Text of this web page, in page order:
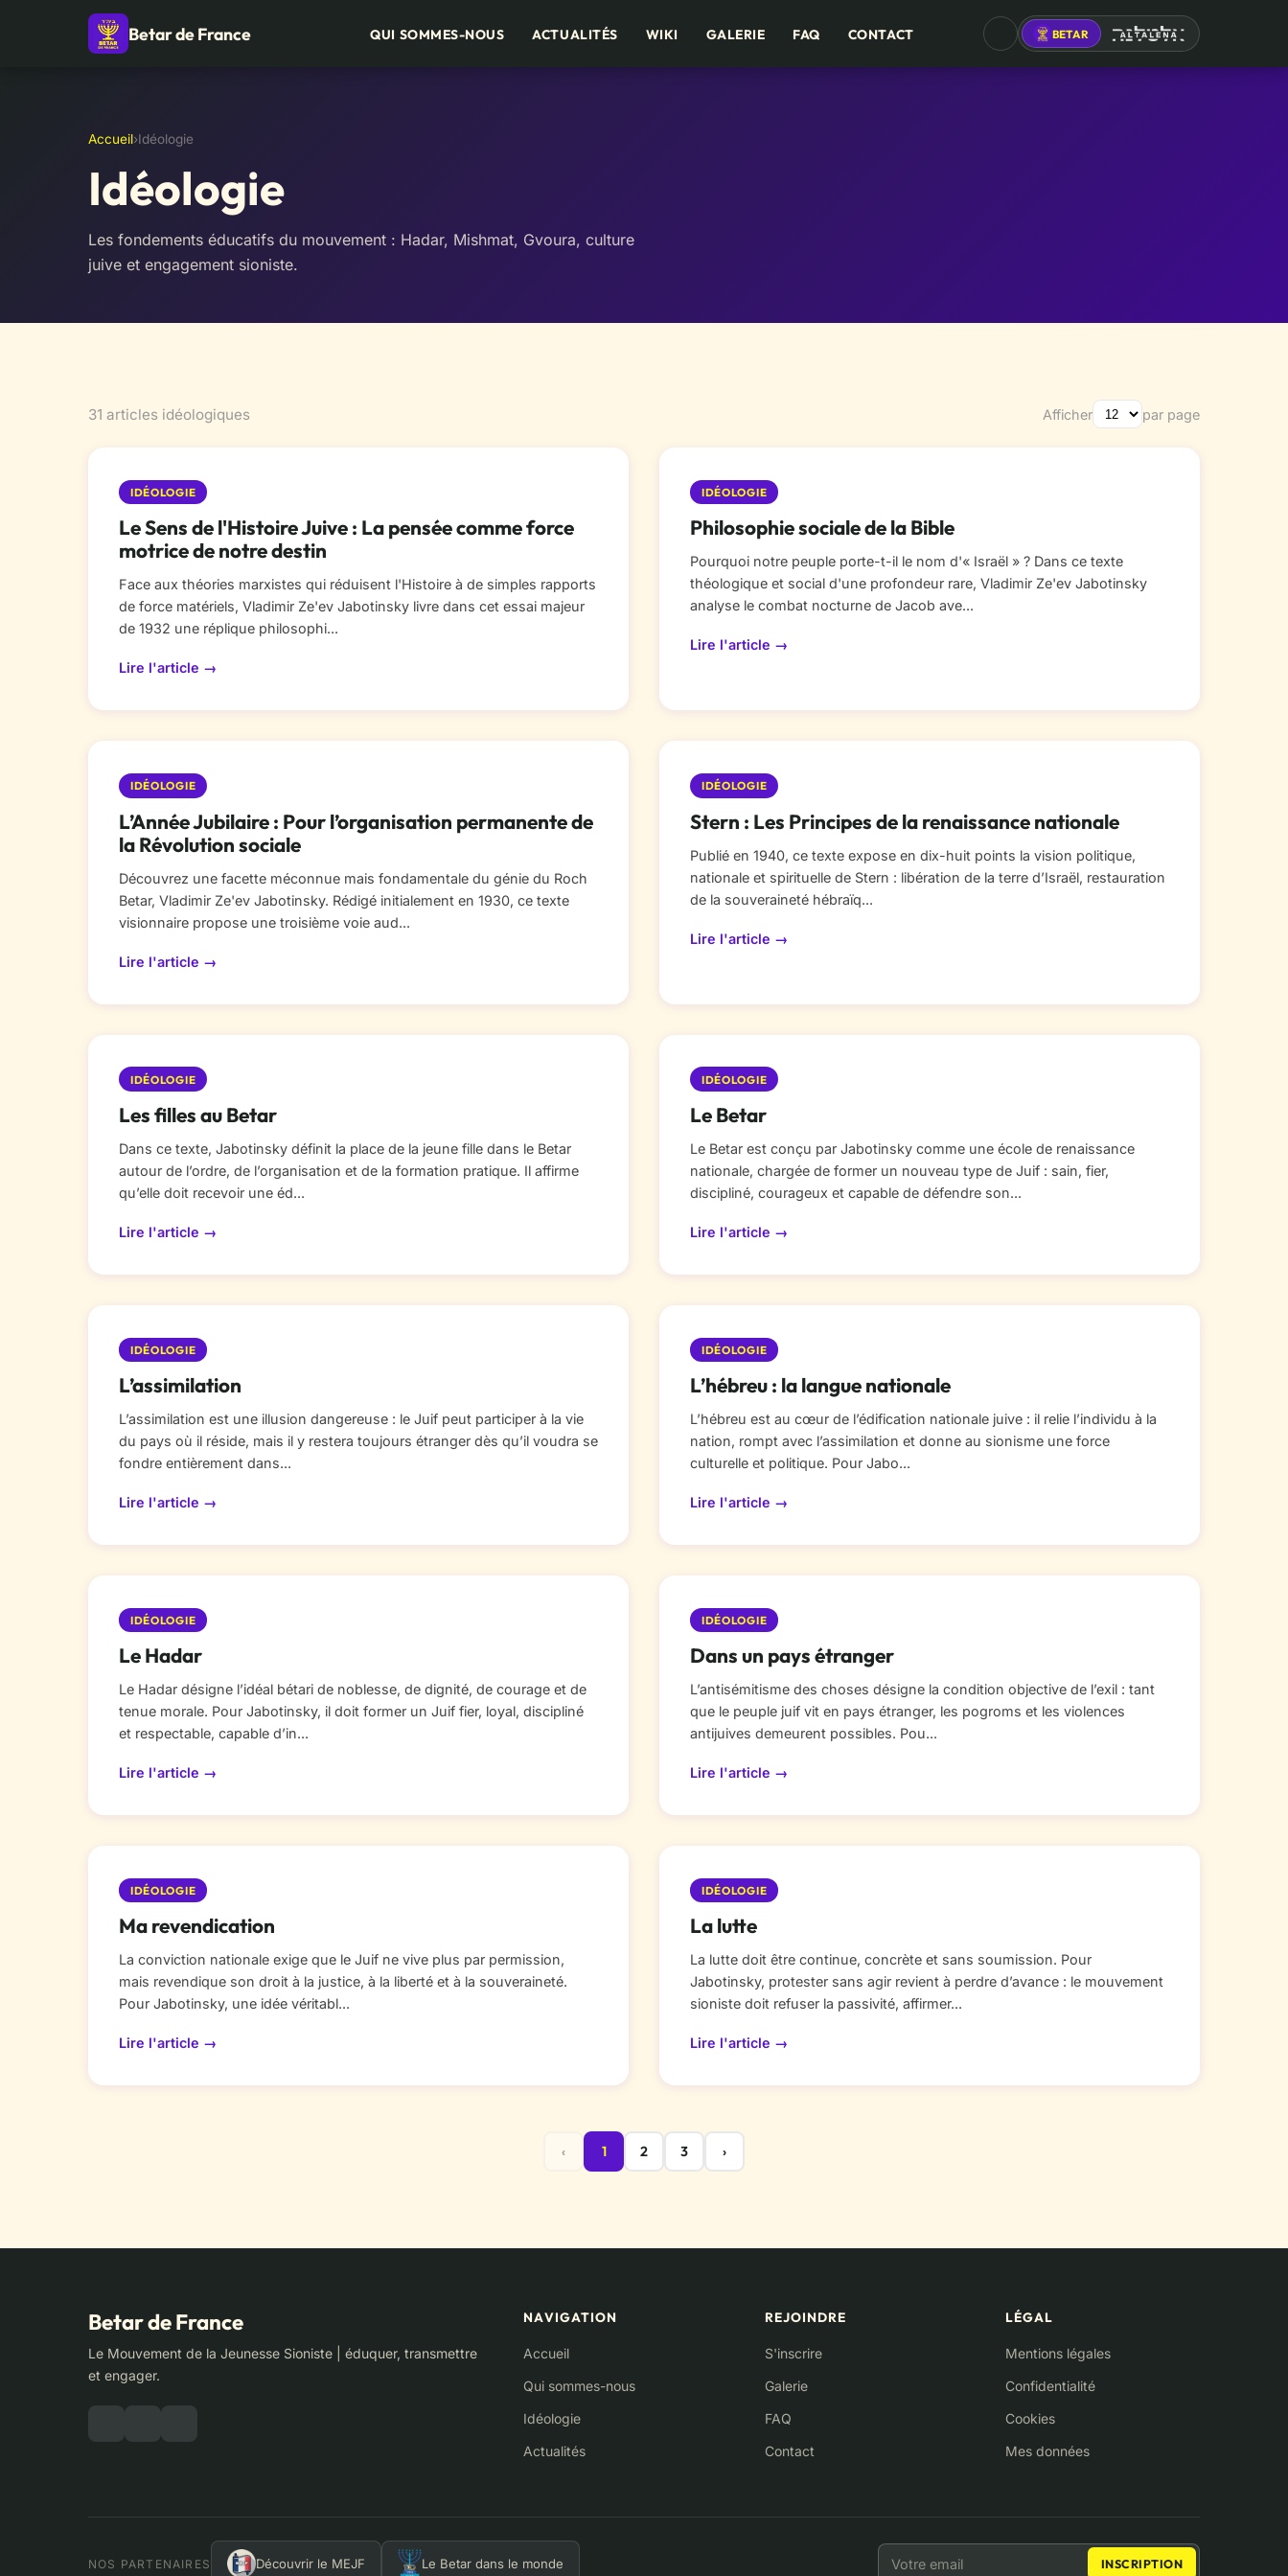
Betar de France QUI SOMMES-NOUS ACTUALITÉS WIKI GALERIE FAQ CONTACT BETAR
ALTALENA
Accueil›Idéologie
Idéologie
Les fondements éducatifs du mouvement : Hadar, Mishmat, Gvoura, culture
juive et engagement sioniste.
31 articles idéologiques Afficher par page
IDÉOLOGIE
Le Sens de l'Histoire Juive : La pensée comme force
motrice de notre destin
Face aux théories marxistes qui réduisent l'Histoire à de simples rapports
de force matériels, Vladimir Ze'ev Jabotinsky livre dans cet essai majeur
de 1932 une réplique philosophi...
Lire l'article →
IDÉOLOGIE
Philosophie sociale de la Bible
Pourquoi notre peuple porte-t-il le nom d'« Israël » ? Dans ce texte
théologique et social d'une profondeur rare, Vladimir Ze'ev Jabotinsky
analyse le combat nocturne de Jacob ave...
Lire l'article →
IDÉOLOGIE
L’Année Jubilaire : Pour l’organisation permanente de
la Révolution sociale
Découvrez une facette méconnue mais fondamentale du génie du Roch
Betar, Vladimir Ze'ev Jabotinsky. Rédigé initialement en 1930, ce texte
visionnaire propose une troisième voie aud...
Lire l'article →
IDÉOLOGIE
Stern : Les Principes de la renaissance nationale
Publié en 1940, ce texte expose en dix-huit points la vision politique,
nationale et spirituelle de Stern : libération de la terre d’Israël, restauration
de la souveraineté hébraïq...
Lire l'article →
IDÉOLOGIE
Les filles au Betar
Dans ce texte, Jabotinsky définit la place de la jeune fille dans le Betar
autour de l’ordre, de l’organisation et de la formation pratique. Il affirme
qu’elle doit recevoir une éd...
Lire l'article →
IDÉOLOGIE
Le Betar
Le Betar est conçu par Jabotinsky comme une école de renaissance
nationale, chargée de former un nouveau type de Juif : sain, fier,
discipliné, courageux et capable de défendre son...
Lire l'article →
IDÉOLOGIE
L’assimilation
L’assimilation est une illusion dangereuse : le Juif peut participer à la vie
du pays où il réside, mais il y restera toujours étranger dès qu’il voudra se
fondre entièrement dans...
Lire l'article →
IDÉOLOGIE
L’hébreu : la langue nationale
L’hébreu est au cœur de l’édification nationale juive : il relie l’individu à la
nation, rompt avec l’assimilation et donne au sionisme une force
culturelle et politique. Pour Jabo...
Lire l'article →
IDÉOLOGIE
Le Hadar
Le Hadar désigne l’idéal bétari de noblesse, de dignité, de courage et de
tenue morale. Pour Jabotinsky, il doit former un Juif fier, loyal, discipliné
et respectable, capable d’in...
Lire l'article →
IDÉOLOGIE
Dans un pays étranger
L’antisémitisme des choses désigne la condition objective de l’exil : tant
que le peuple juif vit en pays étranger, les pogroms et les violences
antijuives demeurent possibles. Pou...
Lire l'article →
IDÉOLOGIE
Ma revendication
La conviction nationale exige que le Juif ne vive plus par permission,
mais revendique son droit à la justice, à la liberté et à la souveraineté.
Pour Jabotinsky, une idée véritabl...
Lire l'article →
IDÉOLOGIE
La lutte
La lutte doit être continue, concrète et sans soumission. Pour
Jabotinsky, protester sans agir revient à perdre d’avance : le mouvement
sioniste doit refuser la passivité, affirmer...
Lire l'article →
‹ 1 2 3 ›
Betar de France
Le Mouvement de la Jeunesse Sioniste | éduquer, transmettre
et engager.
NAVIGATION
Accueil
Qui sommes-nous
Idéologie
Actualités
REJOINDRE
S'inscrire
Galerie
FAQ
Contact
LÉGAL
Mentions légales
Confidentialité
Cookies
Mes données
NOS PARTENAIRES Découvrir le MEJF Le Betar dans le monde
NEWSLETTER
Adresse email INSCRIPTION